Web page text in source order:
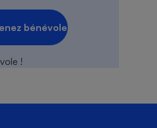
bénévole